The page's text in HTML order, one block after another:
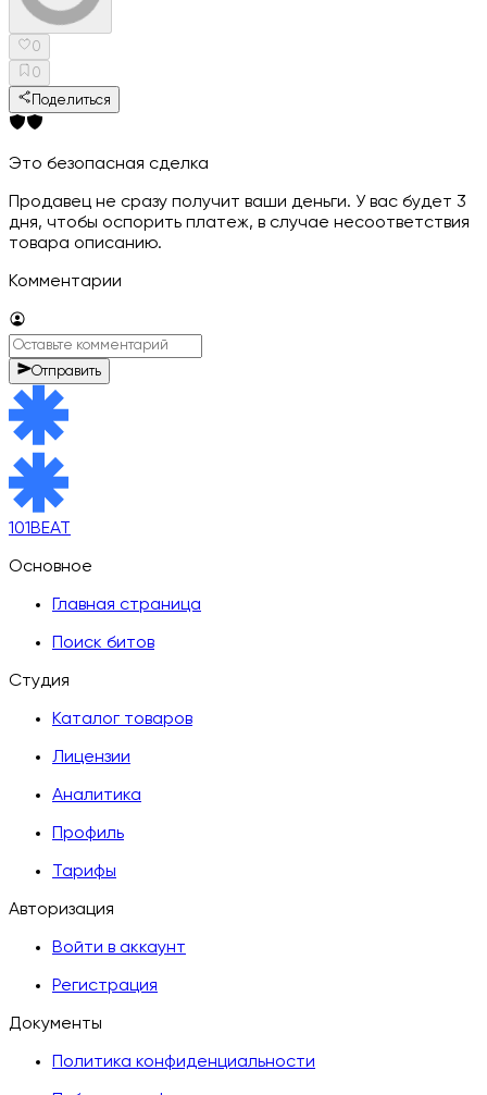
0
0
Поделиться
Это безопасная сделка
Продавец не сразу получит ваши деньги. У вас будет 3
дня, чтобы оспорить платеж, в случае несоответствия
товара описанию.
Комментарии
Отправить
101BEAT
Основное
Главная страница
Поиск битов
Студия
Каталог товаров
Лицензии
Аналитика
Профиль
Тарифы
Авторизация
Войти в аккаунт
Регистрация
Документы
Политика конфиденциальности